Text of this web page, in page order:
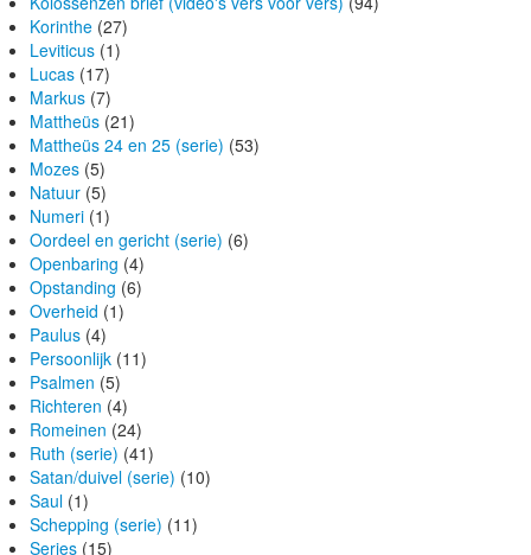
Korinthe (27)
Leviticus (1)
Lucas (17)
Markus (7)
Mattheüs (21)
Mattheüs 24 en 25 (serie) (53)
Mozes (5)
Natuur (5)
Numeri (1)
Oordeel en gericht (serie) (6)
Openbaring (4)
Opstanding (6)
Overheid (1)
Paulus (4)
Persoonlijk (11)
Psalmen (5)
Richteren (4)
Romeinen (24)
Ruth (serie) (41)
Satan/duivel (serie) (10)
Saul (1)
Schepping (serie) (11)
Series (15)